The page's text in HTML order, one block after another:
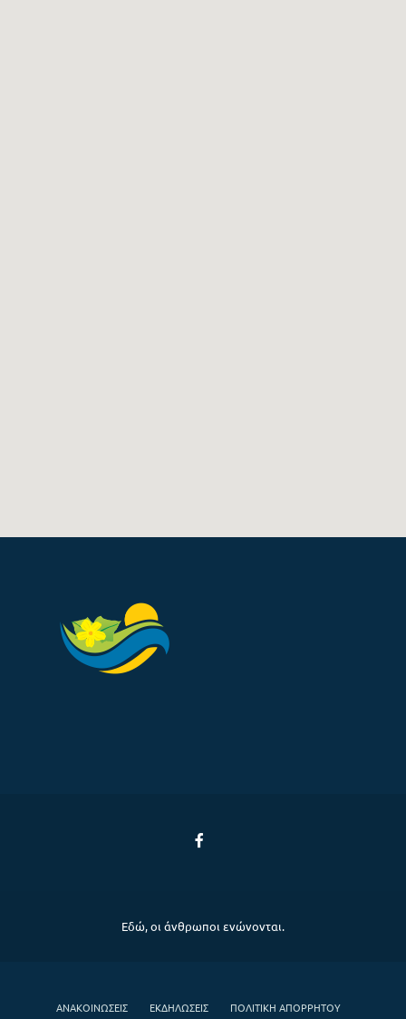
Εδώ, οι άνθρωποι ενώνονται.
ΑΝΑΚΟΙΝΏΣΕΙΣ ΕΚΔΗΛΏΣΕΙΣ ΠΟΛΙΤΙΚΉ ΑΠΟΡΡΉΤΟΥ